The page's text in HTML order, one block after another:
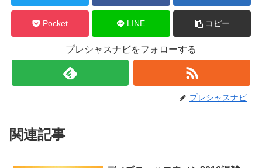
Pocket LINE コピー
プレシャスナビをフォローする
プレシャスナビ
関連記事